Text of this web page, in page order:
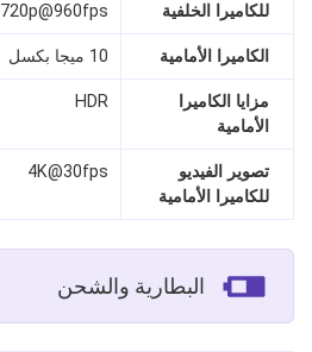
للكاميرا الخلفية
720p@960fps
الكاميرا الأمامية 10 ميجا بكسل
مزايا الكاميرا
الأمامية
HDR
تصوير الفيديو
للكاميرا الأمامية
4K@30fps
البطارية والشحن